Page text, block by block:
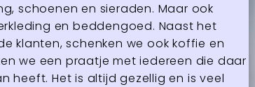
schoenen en sieraden. Maar ook
en beddengoed. Naast het
klanten, schenken we ook koffie en
we een praatje met iedereen die daar
heeft. Het is altijd gezellig en is veel